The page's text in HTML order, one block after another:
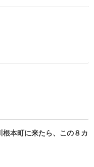
根本町に来たら、この８カ